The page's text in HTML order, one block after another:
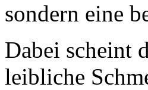
sondern eine
Dabei scheint
leibliche